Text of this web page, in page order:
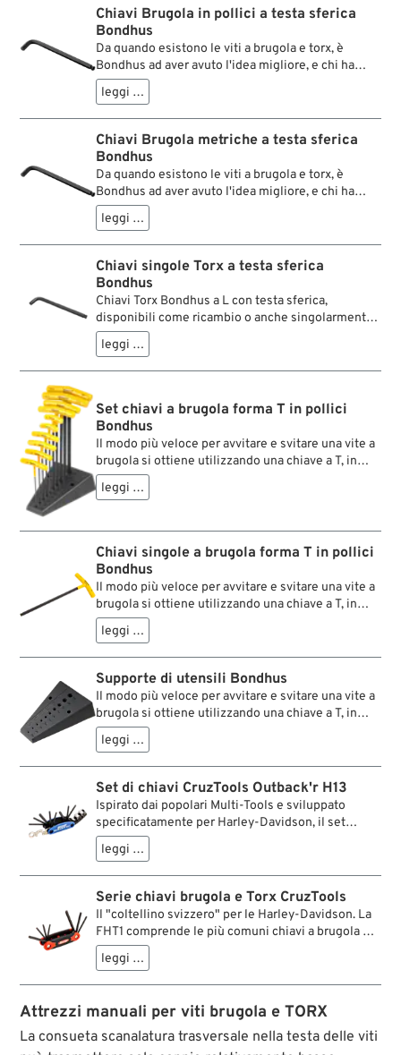
Chiavi Brugola in pollici a testa sferica
Bondhus
Da quando esistono le viti a brugola e torx, è
Bondhus ad aver avuto l'idea migliore, e chi ha
lavorato una volta con queste chiavi, difficilmente
potrà immaginare di farne a meno. La sfericità
della testa permette di operare con chiavi a
brugola e torx anche nei punti di più difficile
accesso, perché si è operativi anche ad una
angolatura di 25°.
leggi …
Chiavi Brugola metriche a testa sferica
Bondhus
Da quando esistono le viti a brugola e torx, è
Bondhus ad aver avuto l'idea migliore, e chi ha
lavorato una volta con queste chiavi, difficilmente
potrà immaginare di farne a meno. La sfericità
della testa permette di operare con chiavi a
brugola e torx anche nei punti di più difficile
accesso, perché si è operativi anche ad una
angolatura di 25°.
leggi …
Chiavi singole Torx a testa sferica
Bondhus
Chiavi Torx Bondhus a L con testa sferica,
disponibili come ricambio o anche singolarmente.
Le misure Torx sono indicate con una “T” e non
seguono né il sistema metrico né quello imperiale.
Il profilo Torx trasmette fino al 40 % di coppia in
dimensioni simili.
leggi …
Set chiavi a brugola forma T in pollici
Bondhus
Il modo più veloce per avvitare e svitare una vite a
brugola si ottiene utilizzando una chiave a T, in
particolare quando questa possiede una testa
sferica (dal 5/32”) brevettata Balldriver della ditta
leggi …
Chiavi singole a brugola forma T in pollici
Bondhus
Il modo più veloce per avvitare e svitare una vite a
brugola si ottiene utilizzando una chiave a T, in
particolare quando questa possiede una testa
sferica (dal 5/32”) brevettata Balldriver della ditta
Bondhus. In 10 grandezze, 3/32”–3/8”.
leggi …
Supporte di utensili Bondhus
Il modo più veloce per avvitare e svitare una vite a
brugola si ottiene utilizzando una chiave a T, in
particolare quando questa possiede una testa
sferica (dal 5/32”) brevettata Balldriver della ditta
Bondhus. In 10 grandezze, 3/32”–3/8”.
leggi …
Set di chiavi CruzTools Outback'r H13
Ispirato dai popolari Multi-Tools e sviluppato
specificatamente per Harley-Davidson, il set
Outback'r H13 è un vero e proprio fagotto di
funzioni. L’intera attrezzatura è lunga solo 90 mm ,
leggera 250 g e si adatta a qualsiasi tasca del
pantalone.
leggi …
Serie chiavi brugola e Torx CruzTools
Il "coltellino svizzero" per le Harley-Davidson. La
FHT1 comprende le più comuni chiavi a brugola e
Torx, realizzate in acciaio forgiato e temprato.
Sono sistemate in una pratica cassa di plastica ed
apribili a qualsiasi angolatura richiesta dal lavoro
leggi …
Attrezzi manuali per viti brugola e TORX
La consueta scanalatura trasversale nella testa delle viti